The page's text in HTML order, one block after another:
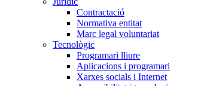
Contractació
Normativa entitat
Marc legal voluntariat
Tecnològic
Programari lliure
Aplicacions i programari
Xarxes socials i Internet